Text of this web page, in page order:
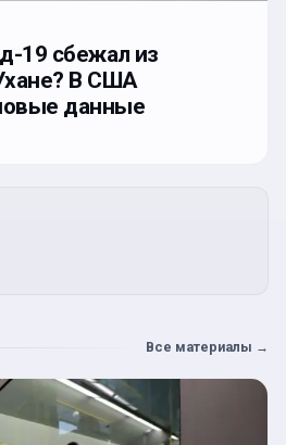
19 сбежал из
В США
данные
Все материалы →